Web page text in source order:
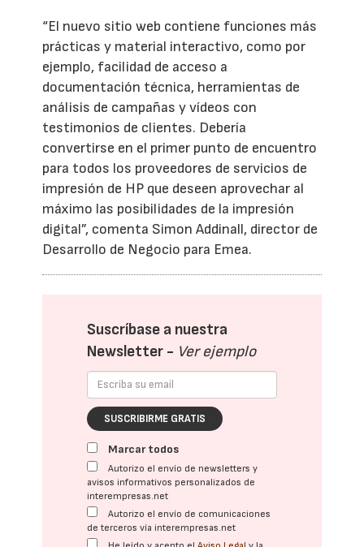
“El nuevo sitio web contiene funciones más
prácticas y material interactivo, como por
ejemplo, facilidad de acceso a
documentación técnica, herramientas de
análisis de campañas y vídeos con
testimonios de clientes. Debería
convertirse en el primer punto de encuentro
para todos los proveedores de servicios de
impresión de HP que deseen aprovechar al
máximo las posibilidades de la impresión
digital”, comenta Simon Addinall, director de
Desarrollo de Negocio para Emea.
Suscríbase a nuestra
Newsletter - Ver ejemplo
SUSCRIBIRME GRATIS
Marcar todos
Autorizo el envío de newsletters y
avisos informativos personalizados de
interempresas.net
Autorizo el envío de comunicaciones
de terceros vía interempresas.net